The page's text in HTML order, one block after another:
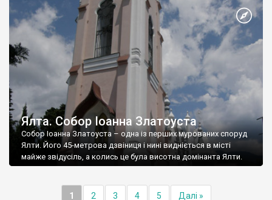
Ялта. Собор Іоанна Златоуста
Собор Іоанна Златоуста – одна із перших мурованих споруд
Ялти. Його 45-метрова дзвіниця і нині видніється в місті
майже звідусіль, а колись це була висотна домінанта Ялти.
1 2 3 4 5 Далі »